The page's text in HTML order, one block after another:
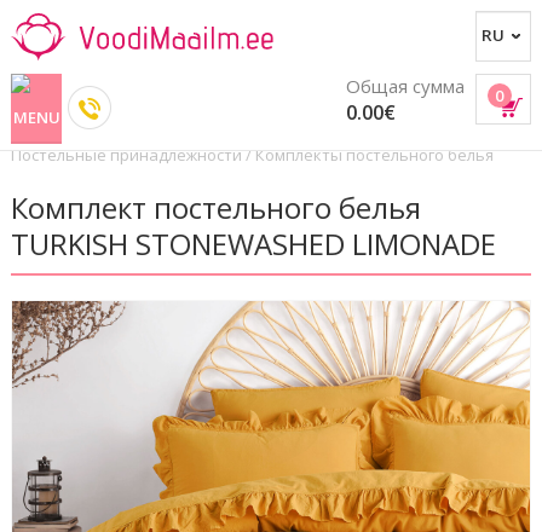
0
Общая сумма
0.00€
Постельные принадлежности/Комплекты постельного белья
Комплект постельного белья
TURKISH STONEWASHED LIMONADE